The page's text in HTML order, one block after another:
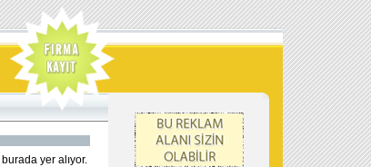
burada yer alıyor.